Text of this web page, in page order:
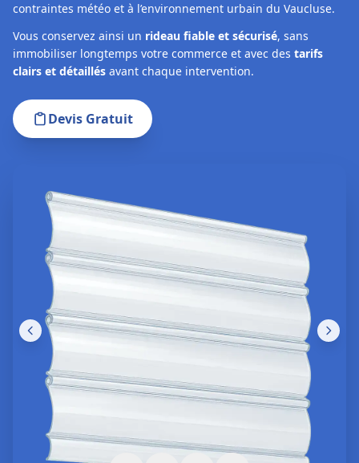
contraintes météo et à l’environnement urbain du Vaucluse.
Vous conservez ainsi un rideau fiable et sécurisé, sans
immobiliser longtemps votre commerce et avec des tarifs
clairs et détaillés avant chaque intervention.
Devis Gratuit